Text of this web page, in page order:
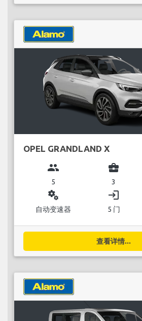
OPEL GRANDLAND X
group
5
business_center
3
miscellaneous_services
自动变速器
login
5 门
查看详情...